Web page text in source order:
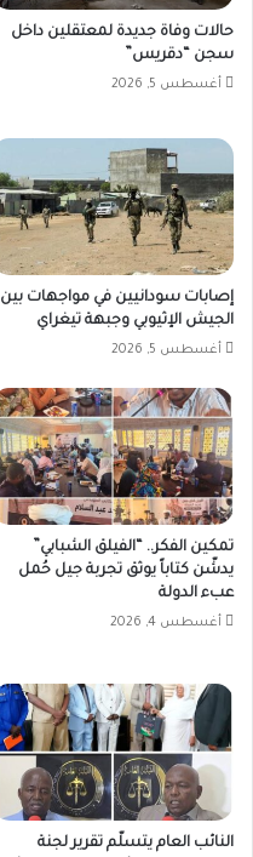
حالات وفاة جديدة لمعتقلين داخل
سجن “دقريس”
أغسطس 5, 2026
إصابات سودانيين في مواجهات بين
الجيش الإثيوبي وجبهة تيغراي
أغسطس 5, 2026
تمكين الفكر.. “الفيلق الشبابي”
يدشّن كتاباً يوثق تجربة جيل حُمل
عبء الدولة
أغسطس 4, 2026
النائب العام يتسلّم تقرير لجنة